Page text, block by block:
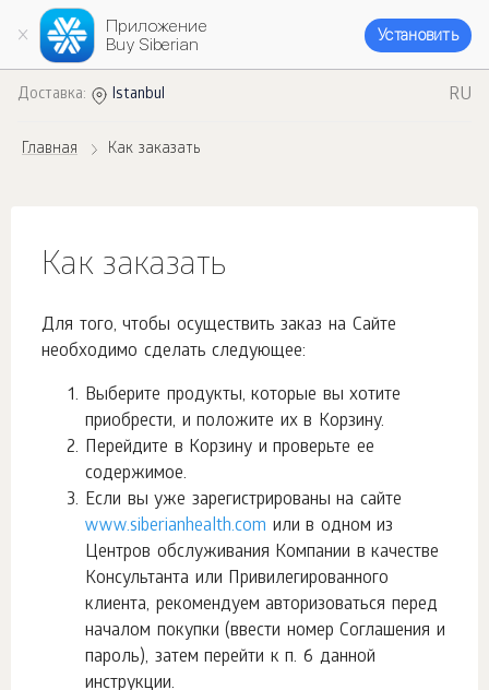
Приложение
Buy Siberian
Установить
Доставка: Istanbul RU
Главная Как заказать
Как заказать
Для того, чтобы осуществить заказ на Сайте
необходимо сделать следующее:
Выберите продукты, которые вы хотите
приобрести, и положите их в Корзину.
Перейдите в Корзину и проверьте ее
содержимое.
Если вы уже зарегистрированы на сайте
www.siberianhealth.com или в одном из
Центров обслуживания Компании в качестве
Консультанта или Привилегированного
клиента, рекомендуем авторизоваться перед
началом покупки (ввести номер Соглашения и
пароль), затем перейти к п. 6 данной
инструкции.